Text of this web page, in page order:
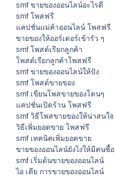
smf ขายของออนไลน์อะไรดี
smf โพสฟรี
แคปชั่นแม่ค้าออนไลน์ โพสฟรี
ขายของให้ออร์เดอร์เข้ารัว ๆ
smf โพสต์เรียกลูกค้า
โพสต์เรียกลูกค้าโพสฟรี
smf ขายของออนไลน์ให้ปัง
smf โพสต์ขายของ
smf เขียนโพสขายของโดนๆ
แคปชั่นเปิดร้าน โพสฟรี
smf วิธีโพสขายของให้น่าสนใจ
วิธีเพิ่มยอดขาย โพสฟรี
smf เทคนิคเพิ่มยอดขาย
ขายของออนไลน์ยังไงให้มีคนซื้อ
smf เริ่มต้นขายของออนไลน์
ไอ เดีย การขายของออนไลน์